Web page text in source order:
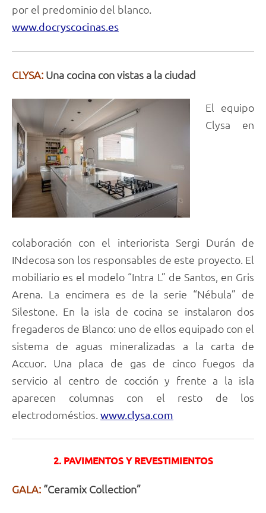
por el predominio del blanco.
www.docryscocinas.es
CLYSA: Una cocina con vistas a la ciudad
El equipo
Clysa en
colaboración con el interiorista Sergi Durán de
INdecosa son los responsables de este proyecto. El
mobiliario es el modelo “Intra L” de Santos, en Gris
Arena. La encimera es de la serie “Nébula” de
Silestone. En la isla de cocina se instalaron dos
fregaderos de Blanco: uno de ellos equipado con el
sistema de aguas mineralizadas a la carta de
Accuor. Una placa de gas de cinco fuegos da
servicio al centro de cocción y frente a la isla
aparecen columnas con el resto de los
electrodoméstios. www.clysa.com
2. PAVIMENTOS Y REVESTIMIENTOS
GALA: “Ceramix Collection”